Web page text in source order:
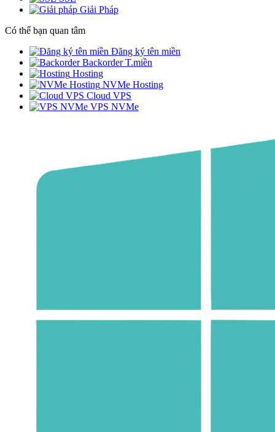
Giải Pháp
Có thể bạn quan tâm
Đăng ký tên miền
Backorder T.miền
Hosting
NVMe Hosting
Cloud VPS
VPS NVMe